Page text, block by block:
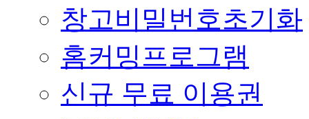
창고비밀번호초기화
홈커밍프로그램
신규 무료 이용권